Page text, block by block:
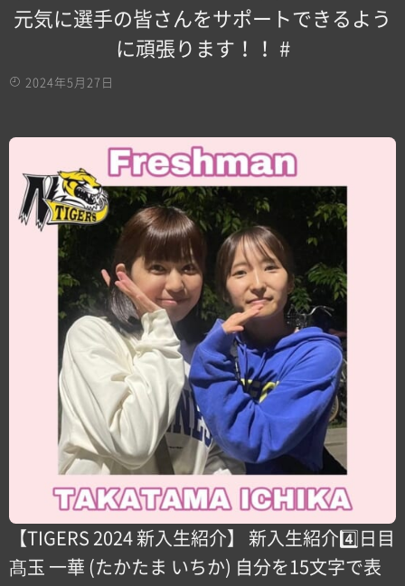
元気に選手の皆さんをサポートできるよう
に頑張ります！！ #
2024年5月27日
【TIGERS 2024 新入生紹介】 新入生紹介4️⃣日目
髙玉 一華 (たかたま いちか) 自分を15文字で表